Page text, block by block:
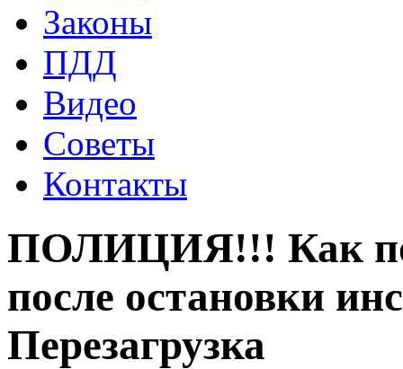
Законы
ПДД
Видео
Советы
Контакты
ПОЛИЦИЯ!!! Как
после остановки
Перезагрузка